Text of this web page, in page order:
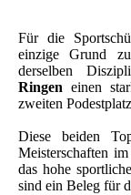
Für die
einzige Grund
derselben
Ringen einen
zweiten
Diese beiden
Meisterschaften
das hohe
sind ein Beleg für